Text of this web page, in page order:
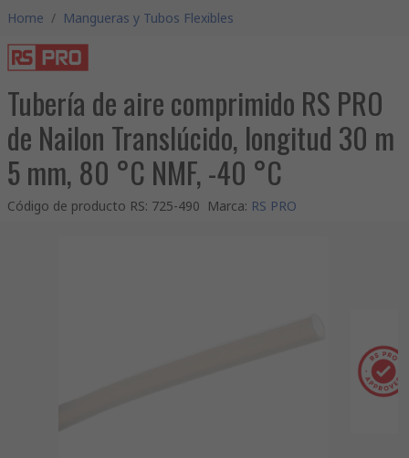
Home / Mangueras y Tubos Flexibles
Tubería de aire comprimido RS PRO
de Nailon Translúcido, longitud 30 m
5 mm, 80 °C NMF, -40 °C
Código de producto RS: 725-490 Marca: RS PRO